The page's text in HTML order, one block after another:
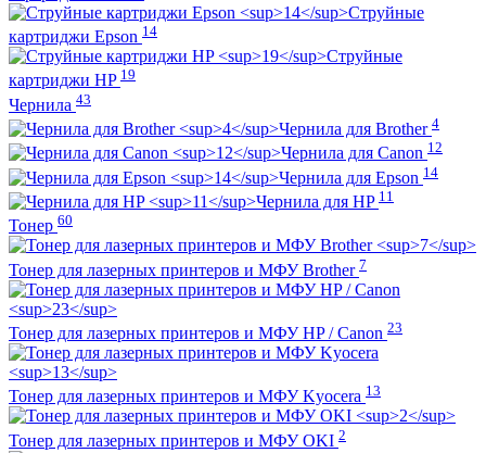
Струйные
картриджи Epson 14
Струйные
картриджи HP 19
Чернила 43
Чернила для Brother 4
Чернила для Canon 12
Чернила для Epson 14
Чернила для HP 11
Тонер 60
Тонер для лазерных принтеров и МФУ Brother 7
Тонер для лазерных принтеров и МФУ HP / Canon 23
Тонер для лазерных принтеров и МФУ Kyocera 13
Тонер для лазерных принтеров и МФУ OKI 2